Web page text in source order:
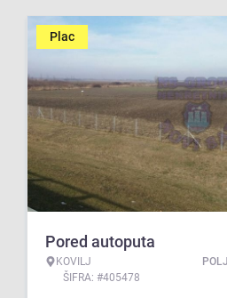
Plac
Pored autoputa
KOVILJ
ŠIFRA: #405478